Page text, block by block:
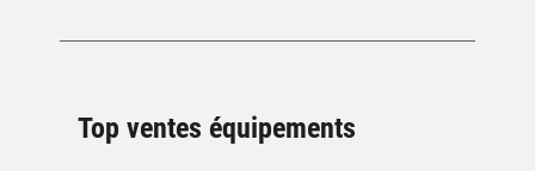
Top ventes équipements